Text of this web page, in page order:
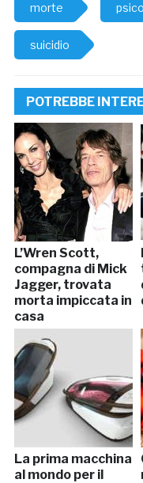
morte
suicidio
POTREBBE
L’Wren Scott,
compagna di Mick
Jagger, trovata
morta impiccata in
casa
La prima macchina
al mondo per il